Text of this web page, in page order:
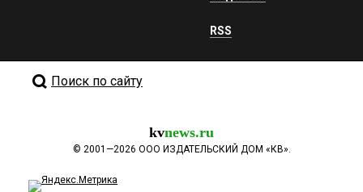
RSS
Поиск по сайту
kvnews.ru
© 2001—2026 ООО ИЗДАТЕЛЬСКИЙ ДОМ «КВ».